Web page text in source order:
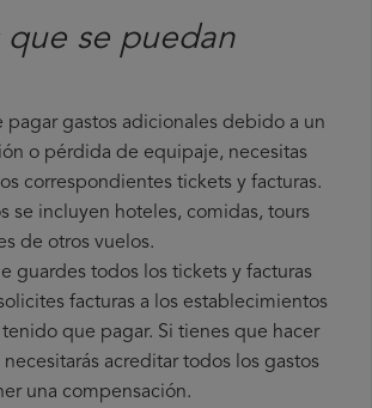
que se puedan
pagar gastos adicionales debido a un
o pérdida de equipaje, necesitas
correspondientes tickets y facturas.
se incluyen hoteles, comidas, tours
de otros vuelos.
guardes todos los tickets y facturas
facturas a los establecimientos
que pagar. Si tienes que hacer
acreditar todos los gastos
una compensación.